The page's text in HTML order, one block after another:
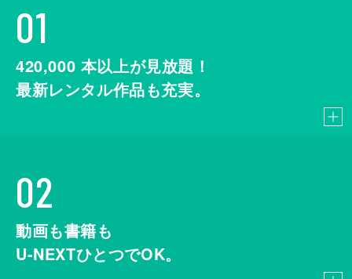
01
420,000 本以上が見放題！
最新レンタル作品も充実。
02
動画も書籍も
U-NEXTひとつでOK。